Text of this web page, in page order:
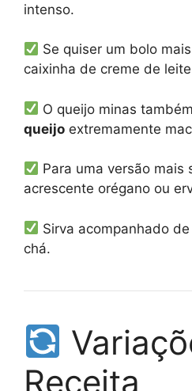
intenso.
Se quiser um bolo
caixinha de creme de
O queijo minas
queijo extremamente
Para uma versão mais
acrescente orégano ou
Sirva acompanhado
chá.
Receita